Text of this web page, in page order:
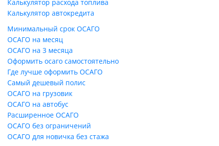
Калькулятор расхода топлива
Калькулятор автокредита
Минимальный срок ОСАГО
ОСАГО на месяц
ОСАГО на 3 месяца
Оформить осаго самостоятельно
Где лучше оформить ОСАГО
Самый дешевый полис
ОСАГО на грузовик
ОСАГО на автобус
Расширенное ОСАГО
ОСАГО без ограничений
ОСАГО для новичка без стажа